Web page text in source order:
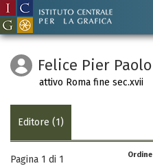
Felice Pier Paolo
attivo Roma fine sec.xvii
Editore (1)
Pagina 1 di 1 Ordine